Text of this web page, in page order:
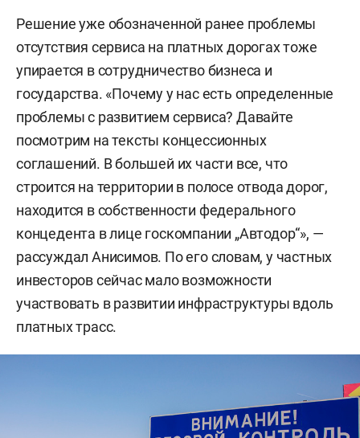
Решение уже обозначенной ранее проблемы
отсутствия сервиса на платных дорогах тоже
упирается в сотрудничество бизнеса и
государства. «Почему у нас есть определенные
проблемы с развитием сервиса? Давайте
посмотрим на тексты концессионных
соглашений. В большей их части все, что
строится на территории в полосе отвода дорог,
находится в собственности федерального
концедента в лице госкомпании „Автодор“», —
рассуждал Анисимов. По его словам, у частных
инвесторов сейчас мало возможности
участвовать в развитии инфраструктуры вдоль
платных трасс.